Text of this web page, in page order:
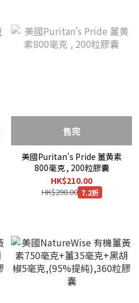
售完
美國Puritan's Pride 薑黄素
800毫克 , 200粒膠囊
HK$210.00
HK$290.00 7.2折